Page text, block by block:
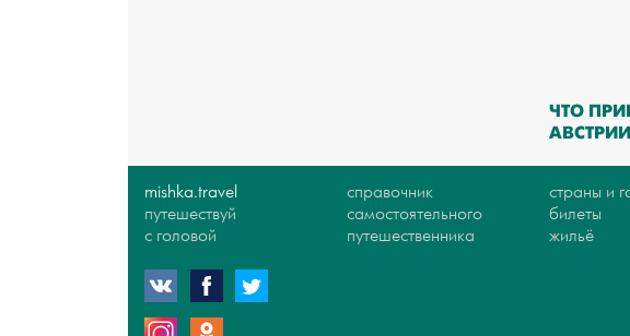
ЧТО
mishka.travel
путешествуй
с головой
справочник
самостоятельного
путешественника
страны и
билеты
жильё